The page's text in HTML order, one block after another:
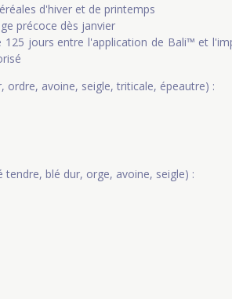
d'hiver et de printemps
précoce dès janvier
jours entre l'application de Bali™ et
ordre, avoine, seigle, triticale, épeautre) :
blé dur, orge, avoine, seigle) :